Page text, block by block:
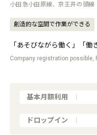
小田急小田原線、京王井の頭
創造的な空間で作業ができる
「あそびながら働く」「働
Company registration possible,
基本月額利用
ドロップイン